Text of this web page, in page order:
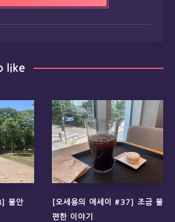
like
불안
[오세용의 에세이 #37] 조금 불
편한 이야기